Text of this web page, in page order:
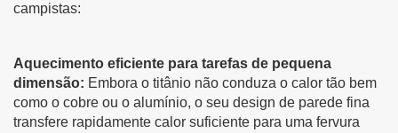
campistas:
Aquecimento eficiente para tarefas de pequena
dimensão: Embora o titânio não conduza o calor tão bem
como o cobre ou o alumínio, o seu design de parede fina
transfere rapidamente calor suficiente para uma fervura